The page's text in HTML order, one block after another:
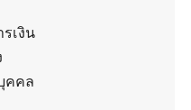
เงิน
คคล